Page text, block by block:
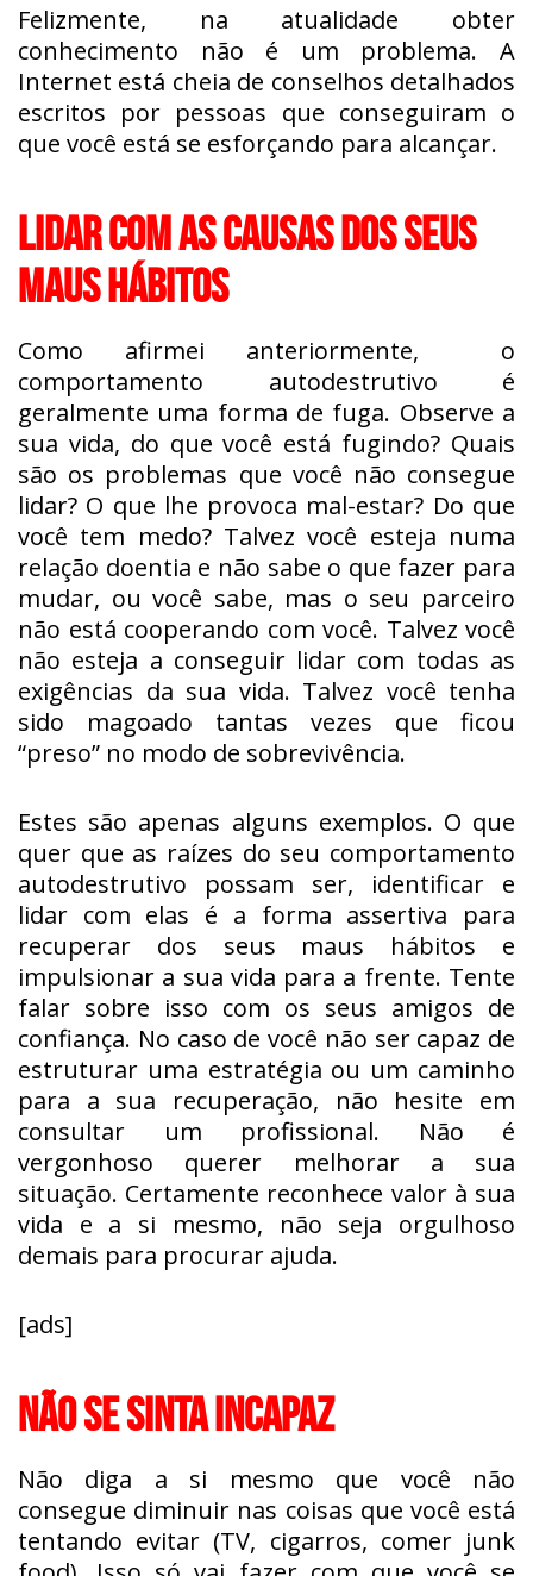
Felizmente, na atualidade obter
conhecimento não é um problema. A
Internet está cheia de conselhos detalhados
escritos por pessoas que conseguiram o
que você está se esforçando para alcançar.
LIDAR COM AS CAUSAS DOS SEUS
MAUS HÁBITOS
Como afirmei anteriormente, o
comportamento autodestrutivo é
geralmente uma forma de fuga. Observe a
sua vida, do que você está fugindo? Quais
são os problemas que você não consegue
lidar? O que lhe provoca mal-estar? Do que
você tem medo? Talvez você esteja numa
relação doentia e não sabe o que fazer para
mudar, ou você sabe, mas o seu parceiro
não está cooperando com você. Talvez você
não esteja a conseguir lidar com todas as
exigências da sua vida. Talvez você tenha
sido magoado tantas vezes que ficou
“preso” no modo de sobrevivência.
Estes são apenas alguns exemplos. O que
quer que as raízes do seu comportamento
autodestrutivo possam ser, identificar e
lidar com elas é a forma assertiva para
recuperar dos seus maus hábitos e
impulsionar a sua vida para a frente. Tente
falar sobre isso com os seus amigos de
confiança. No caso de você não ser capaz de
estruturar uma estratégia ou um caminho
para a sua recuperação, não hesite em
consultar um profissional. Não é
vergonhoso querer melhorar a sua
situação. Certamente reconhece valor à sua
vida e a si mesmo, não seja orgulhoso
demais para procurar ajuda.
[ads]
NÃO SE SINTA INCAPAZ
Não diga a si mesmo que você não
consegue diminuir nas coisas que você está
tentando evitar (TV, cigarros, comer junk